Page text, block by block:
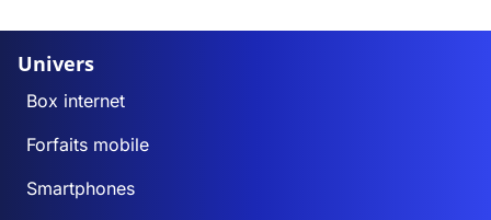
Univers
Box internet
Forfaits mobile
Smartphones